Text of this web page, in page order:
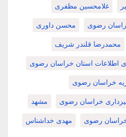
غلامحسین مظفری
رضوی محسن داوری
محمدرضا قلندر شریف
اطلاعات استان خراسان رضوی
خراسان رضوی
خراسان رضوی مشهد
خراسان رضوی مهدی خداشناس